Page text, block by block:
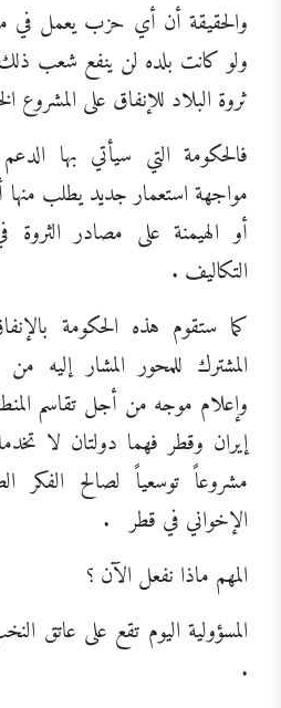
والحقيقة أن أي حزب يعمل في
ولو كانت بلده لن ينفع شعب ذلك
ثروة البلاد للإنفاق على المشروع
فالحكومة التي سيأتي بها
مواجهة استعمار جديد يطلب
أو الهيمنة على مصادر
التكاليف .
كما ستقوم هذه الحكومة
المشترك للمحور المشار إليه
وإعلام موجه من أجل تقاسم
إيران وقطر فهما دولتان لا
مشروعاً توسعياً لصالح الفكر
الإخواني في قطر .
المهم ماذا نفعل الآن ؟
المسؤولية اليوم تقع على عاتق
.